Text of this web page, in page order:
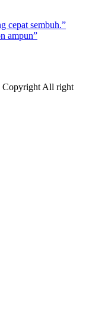
cepat sembuh.”
ampun”
Copyright All right